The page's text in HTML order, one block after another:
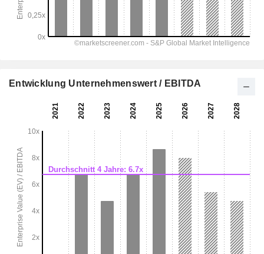
Entwicklung Unternehmenswert / EBITDA